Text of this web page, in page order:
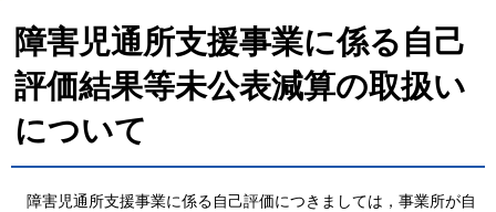
障害児通所支援事業に係る自己
評価結果等未公表減算の取扱い
について
障害児通所支援事業に係る自己評価につきましては，事業所が自